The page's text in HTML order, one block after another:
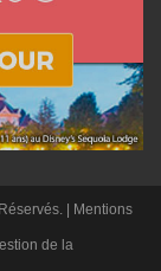
| Mentions
de la